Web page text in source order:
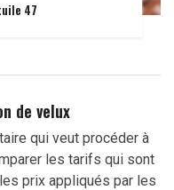
47
de velux
qui veut procéder à
les tarifs qui sont
prix appliqués par les